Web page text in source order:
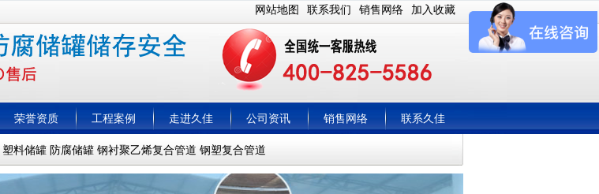
加入收藏
销售网络
联系我们
网站地图
荣誉资质 工程案例 走进久佳 公司资讯 销售网络 联系久佳
塑料储罐 防腐储罐 钢衬聚乙烯复合管道 钢塑复合管道